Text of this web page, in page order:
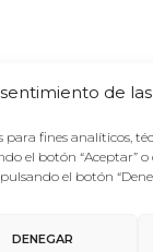
de
fines analíticos,
el botón “Aceptar”
el botón
DENEGAR